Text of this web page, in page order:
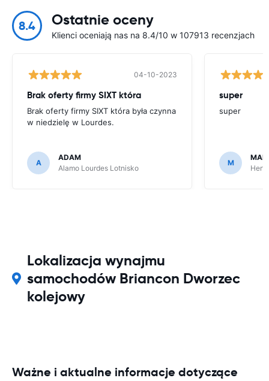
8.4 Ostatnie oceny
Klienci oceniają nas na 8.4/10 w 107913 recenzjach
04-10-2023
Brak oferty firmy SIXT która
Brak oferty firmy SIXT która była czynna
w niedzielę w Lourdes.
A
ADAM
Alamo Lourdes Lotnisko
super
super
M
Lokalizacja wynajmu
samochodów Briancon Dworzec
kolejowy
Ważne i aktualne informacje dotyczące